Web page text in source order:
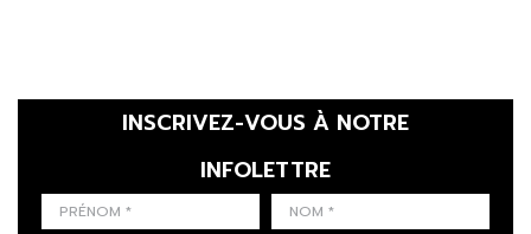
PRÉNOM
LAST NAME
INSCRIVEZ-VOUS À NOTRE
INFOLETTRE
LANGUE